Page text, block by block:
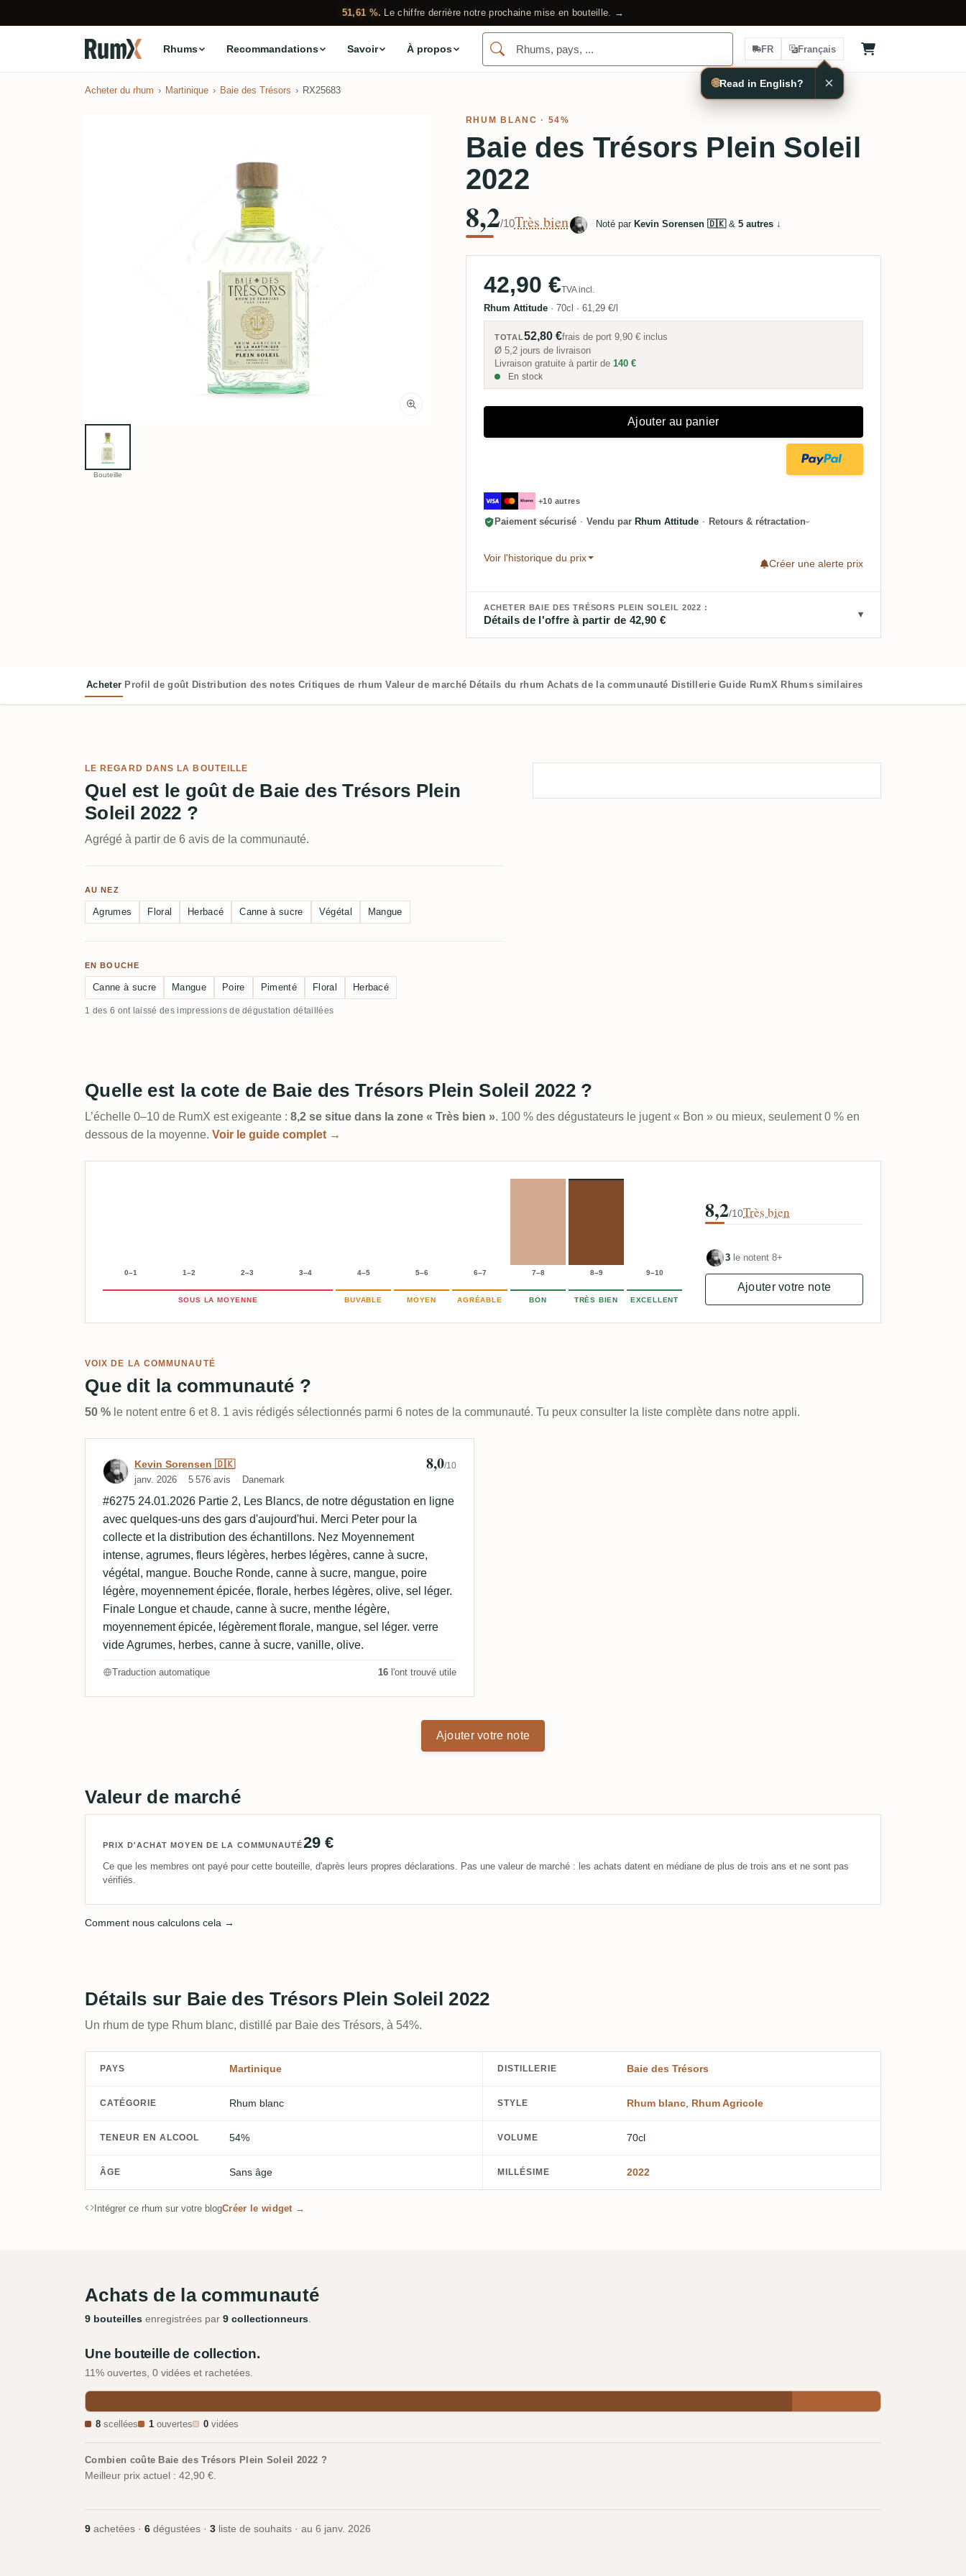
51,61 %. Le chiffre derrière notre prochaine mise en bouteille. →
Rhums Recommandations Savoir À propos FR Français
Acheter du rhum Martinique Baie des Trésors RX25683
Bouteille
RHUM BLANC · 54%
Baie des Trésors Plein Soleil
2022
8,2/10Très bien Noté par Kevin Sorensen 🇩🇰& 5 autres↓
42,90 €TVA incl.
Rhum Attitude · 70cl · 61,29 €/l
TOTAL52,80 €frais de port9,90 € inclus
Ø 5,2 jours de livraison
Livraison gratuite à partir de 140 €
En stock
Ajouter au panier
+10 autres
Paiement sécurisé · Vendu par Rhum Attitude · Retours & rétractation
Voir l'historique du prix
Créer une alerte prix
ACHETER BAIE DES TRÉSORS PLEIN SOLEIL 2022 :
Détails de l'offre à partir de 42,90 €
Acheter Profil de goût Distribution des notes Critiques de rhum Valeur de marché Détails du rhum Achats de la communauté Distillerie Guide RumX Rhums similaires
LE REGARD DANS LA BOUTEILLE
Quel est le goût de Baie des Trésors Plein
Soleil 2022 ?
Agrégé à partir de 6 avis de la communauté.
AU NEZ
Agrumes Floral Herbacé Canne à sucre Végétal Mangue
EN BOUCHE
Canne à sucre Mangue Poire Pimenté Floral Herbacé
1 des 6 ont laissé des impressions de dégustation détaillées
Quelle est la cote de Baie des Trésors Plein Soleil 2022 ?
L’échelle 0–10 de RumX est exigeante : 8,2 se situe dans la zone « Très bien ». 100 % des dégustateurs le jugent « Bon » ou mieux, seulement 0 % en
dessous de la moyenne. Voir le guide complet →
0–1 1–2 2–3 3–4 4–5 5–6 6–7 7–8 8–9 9–10
SOUS LA MOYENNE BUVABLE MOYEN AGRÉABLE BON TRÈS BIEN EXCELLENT
8,2/10Très bien
3 le notent 8+
Ajouter votre note
VOIX DE LA COMMUNAUTÉ
Que dit la communauté ?
50 % le notent entre 6 et 8. 1 avis rédigés sélectionnés parmi 6 notes de la communauté. Tu peux consulter la liste complète dans notre appli.
Avis de Kevin Sorensen 🇩🇰
Kevin Sorensen 🇩🇰
janv. 2026 5 576 avis Danemark
8,0/10
#6275 24.01.2026 Partie 2, Les Blancs, de notre dégustation en ligne
avec quelques-uns des gars d'aujourd'hui. Merci Peter pour la
collecte et la distribution des échantillons. Nez Moyennement
intense, agrumes, fleurs légères, herbes légères, canne à sucre,
végétal, mangue. Bouche Ronde, canne à sucre, mangue, poire
légère, moyennement épicée, florale, herbes légères, olive, sel léger.
Finale Longue et chaude, canne à sucre, menthe légère,
moyennement épicée, légèrement florale, mangue, sel léger. verre
vide Agrumes, herbes, canne à sucre, vanille, olive.
Traduction automatique 16 l'ont trouvé utile
Ajouter votre note
Valeur de marché
PRIX D'ACHAT MOYEN DE LA COMMUNAUTÉ29 €
Ce que les membres ont payé pour cette bouteille, d'après leurs propres déclarations. Pas une valeur de marché : les achats datent en médiane de plus de trois ans et ne sont pas
vérifiés.
Comment nous calculons cela →
Détails sur Baie des Trésors Plein Soleil 2022
Un rhum de type Rhum blanc, distillé par Baie des Trésors, à 54%.
PAYS Martinique DISTILLERIE Baie des Trésors
CATÉGORIE Rhum blanc STYLE Rhum blanc Rhum Agricole
TENEUR EN ALCOOL 54% VOLUME 70cl
ÂGE Sans âge MILLÉSIME 2022
Intégrer ce rhum sur votre blogCréer le widget →
Achats de la communauté
9 bouteilles enregistrées par 9 collectionneurs
Une bouteille de collection.
11% ouvertes, 0 vidées et rachetées.
8 scellées 1 ouvertes 0 vidées
Combien coûte Baie des Trésors Plein Soleil 2022 ?
Meilleur prix actuel : 42,90 €.
9 achetées · 6 dégustées · 3 liste de souhaits · au 6 janv. 2026
🌐Read in English? ×